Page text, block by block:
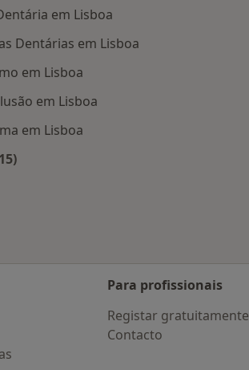
em Lisboa
Dentárias em Lisboa
em Lisboa
em Lisboa
em Lisboa
Para profissionais
Registar gratuitamente
Contacto